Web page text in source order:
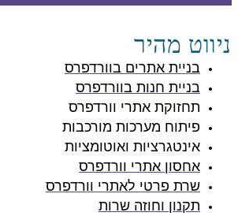
ניווט מהיר
בניית אתרים בוורדפרס
בניית חנות בוורדפרס
תחזוקת אתרי וורדפרס
פיתוח מערכות מורכבות
אינטגרציות ואוטומציות
אחסון אתרי וורדפרס
שרת פרטי לאתרי וורדפרס
תקנון וחוזה שרות